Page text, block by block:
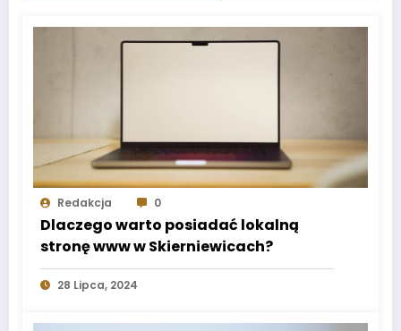
Redakcja 0
Dlaczego warto posiadać lokalną
stronę www w Skierniewicach?
28 Lipca, 2024